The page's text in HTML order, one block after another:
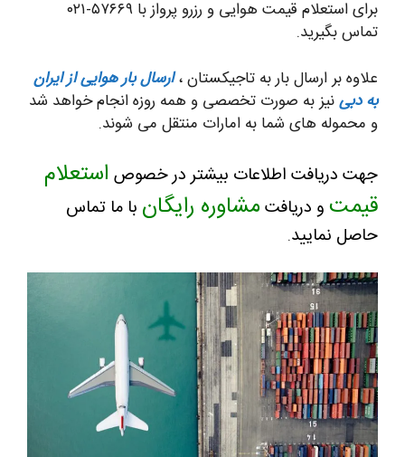
برای استعلام قیمت هوایی و رزرو پرواز با ۵۷۶۶۹-۰۲۱
تماس بگیرید.
علاوه بر ارسال بار به تاجیکستان ،ارسال بار هوایی از ایران
به دبینیز به صورت تخصصی و همه روزه انجام خواهد شد
و محموله های شما به امارات منتقل می شوند.
جهت دریافت اطلاعات بیشتر در خصوص استعلام
قیمت و دریافت مشاوره رایگان با ما تماس
حاصل نمایید.